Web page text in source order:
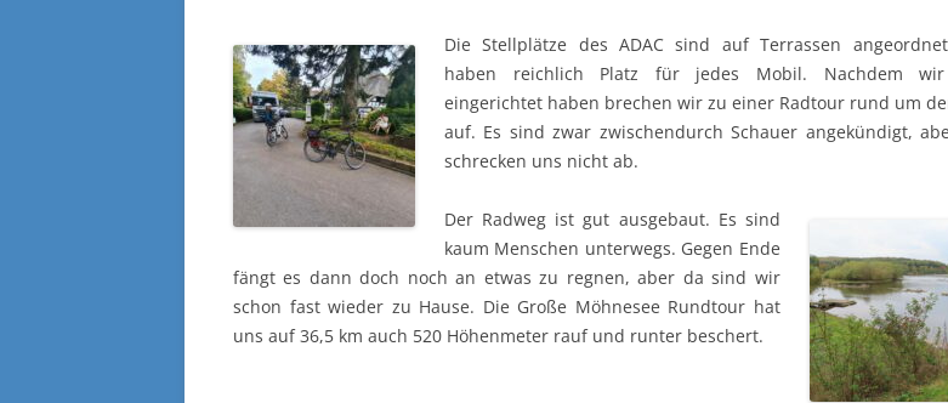
Die Stellplätze des ADAC sind auf Terrassen
haben reichlich Platz für jedes Mobil. Nachdem
eingerichtet haben brechen wir zu einer Radtour rund um
auf. Es sind zwar zwischendurch Schauer angekündigt,
schrecken uns nicht ab.
Der Radweg ist gut ausgebaut. Es sind
kaum Menschen unterwegs. Gegen Ende
fängt es dann doch noch an etwas zu regnen, aber da sind wir
schon fast wieder zu Hause. Die Große Möhnesee Rundtour hat
uns auf 36,5 km auch 520 Höhenmeter rauf und runter beschert.